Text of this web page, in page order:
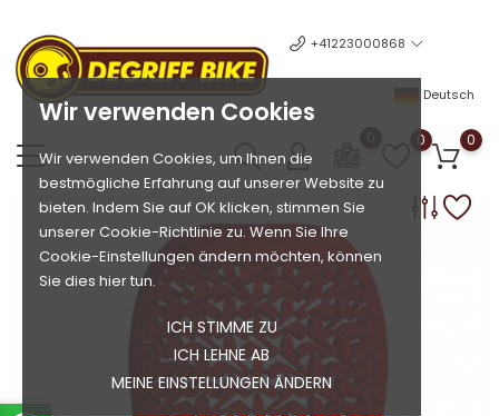
Wir verwenden Cookies
Wir verwenden Cookies, um Ihnen die
bestmögliche Erfahrung auf unserer Website zu
bieten. Indem Sie auf OK klicken, stimmen Sie
unserer Cookie-Richtlinie zu. Wenn Sie Ihre
Cookie-Einstellungen ändern möchten, können
Sie dies hier tun.
ICH STIMME ZU
ICH LEHNE AB
MEINE EINSTELLUNGEN ÄNDERN
+41223000868
Deutsch
0 0